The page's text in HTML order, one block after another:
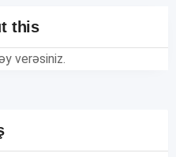
this
verəsiniz.